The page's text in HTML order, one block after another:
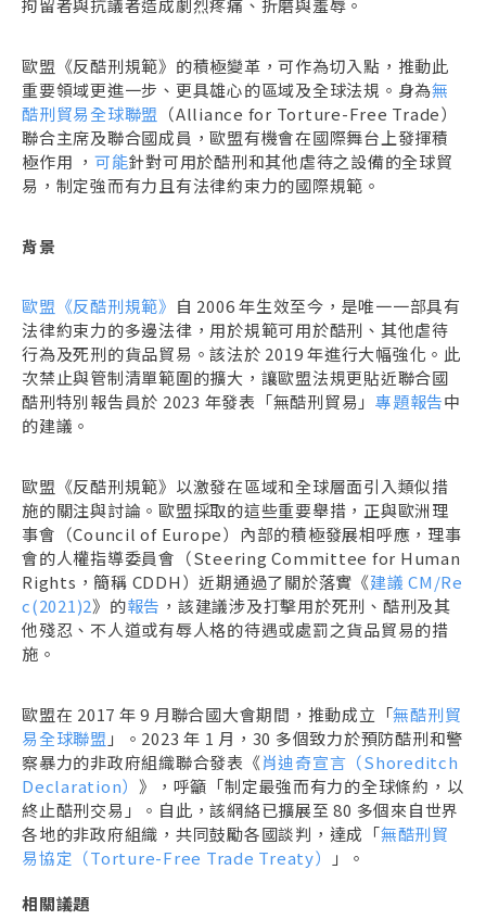
拘留者與抗議者造成劇烈疼痛、折磨與羞辱。
歐盟《反酷刑規範》的積極變革，可作為切入點，推動此
重要領域更進一步、更具雄心的區域及全球法規。身為無
酷刑貿易全球聯盟 （Alliance for Torture-Free Trade）
聯合主席及聯合國成員，歐盟有機會在國際舞台上發揮積
極作用 ， 可能針對可用於酷刑和其他虐待之設備的全球貿
易，制定強而有力且有法律約束力的國際規範。
背景
歐盟《反酷刑規範》 自 2006 年生效至今，是唯一一部具有
法律約束力的多邊法律，用於規範可用於酷刑、其他虐待
行為及死刑的貨品貿易。該法於 2019 年進行大幅強化。此
次禁止與管制清單範圍的擴大，讓歐盟法規更貼近聯合國
酷刑特別報告員於 2023 年發表「無酷刑貿易」 專題報告中
的建議。
歐盟《反酷刑規範》以激發在區域和全球層面引入類似措
施的關注與討論。歐盟採取的這些重要舉措，正與歐洲理
事會（Council of Europe）內部的積極發展相呼應，理事
會的人權指導委員會（Steering Committee for Human
Rights，簡稱 CDDH）近期通過了關於落實《建議 CM/Re
c(2021)2》的報告 ，該建議涉及打擊用於死刑、酷刑及其
他殘忍、不人道或有辱人格的待遇或處罰之貨品貿易的措
施。
歐盟在 2017 年 9 月聯合國大會期間，推動成立「無酷刑貿
易全球聯盟 」。2023 年 1 月，30 多個致力於預防酷刑和警
察暴力的非政府組織聯合發表《肖迪奇宣言（Shoreditch
Declaration） 》，呼籲「制定最強而有力的全球條約，以
終止酷刑交易」。自此，該網絡已擴展至 80 多個來自世界
各地的非政府組織，共同鼓勵各國談判，達成「無酷刑貿
易協定（Torture-Free Trade Treaty）
」。
相關議題